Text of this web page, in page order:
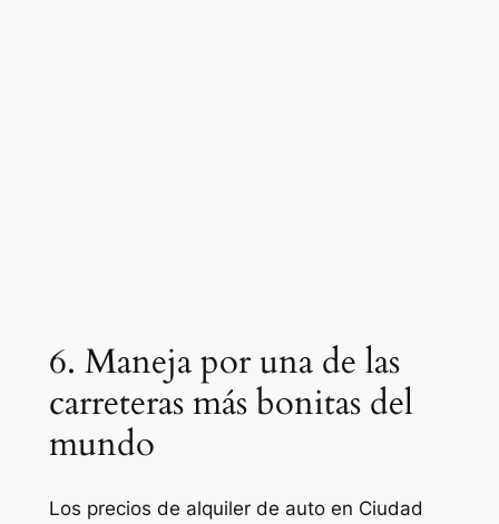
6. Maneja por una de las
carreteras más bonitas del
mundo
Los precios de alquiler de auto en Ciudad